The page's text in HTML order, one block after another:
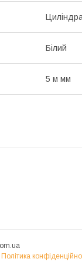
Білий
5 м мм
Політика